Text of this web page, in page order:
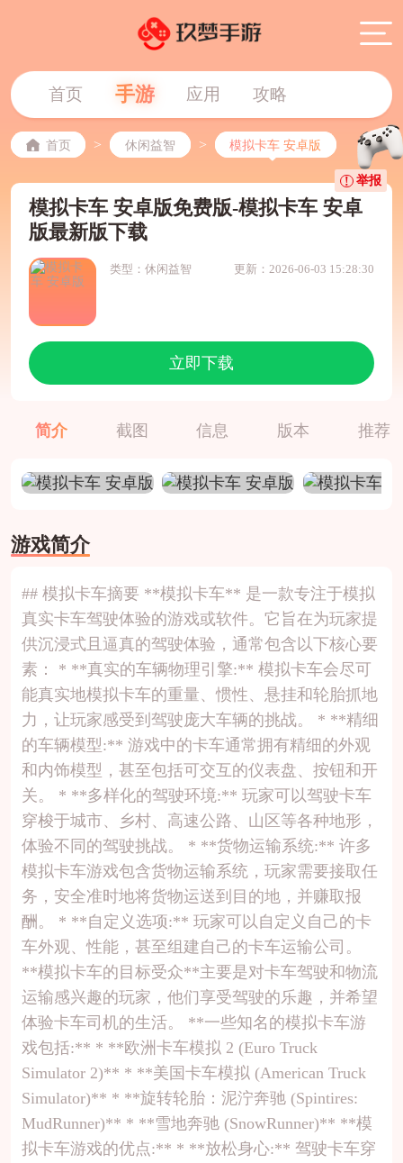
首页 手游 应用 攻略
首页 > 休闲益智 > 模拟卡车 安卓版
模拟卡车 安卓版免费版-模拟卡车 安卓
版最新版下载
类型：休闲益智 更新：2026-06-03 15:28:30
立即下载
举报
简介 截图 信息 版本 推荐
游戏简介
## 模拟卡车摘要 **模拟卡车** 是一款专注于模拟
真实卡车驾驶体验的游戏或软件。它旨在为玩家提
供沉浸式且逼真的驾驶体验，通常包含以下核心要
素： * **真实的车辆物理引擎:** 模拟卡车会尽可
能真实地模拟卡车的重量、惯性、悬挂和轮胎抓地
力，让玩家感受到驾驶庞大车辆的挑战。 * **精细
的车辆模型:** 游戏中的卡车通常拥有精细的外观
和内饰模型，甚至包括可交互的仪表盘、按钮和开
关。 * **多样化的驾驶环境:** 玩家可以驾驶卡车
穿梭于城市、乡村、高速公路、山区等各种地形，
体验不同的驾驶挑战。 * **货物运输系统:** 许多
模拟卡车游戏包含货物运输系统，玩家需要接取任
务，安全准时地将货物运送到目的地，并赚取报
酬。 * **自定义选项:** 玩家可以自定义自己的卡
车外观、性能，甚至组建自己的卡车运输公司。
**模拟卡车的目标受众**主要是对卡车驾驶和物流
运输感兴趣的玩家，他们享受驾驶的乐趣，并希望
体验卡车司机的生活。 **一些知名的模拟卡车游
戏包括:** * **欧洲卡车模拟 2 (Euro Truck
Simulator 2)** * **美国卡车模拟 (American Truck
Simulator)** * **旋转轮胎：泥泞奔驰 (Spintires:
MudRunner)** * **雪地奔驰 (SnowRunner)** **模
拟卡车游戏的优点:** * **放松身心:** 驾驶卡车穿